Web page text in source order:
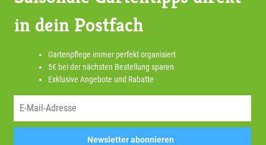
in dein Postfach
Gartenpflege immer perfekt organisiert
5€ bei der nächsten Bestellung sparen
Exklusive Angebote und Rabatte
Newsletter abonnieren